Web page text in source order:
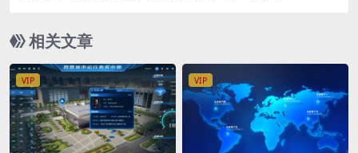
相关文章
VIP VIP